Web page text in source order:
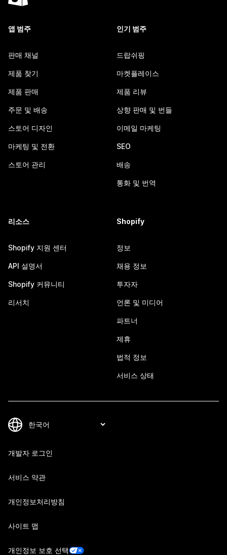
앱 범주
판매 채널
제품 찾기
제품 판매
주문 및 배송
스토어 디자인
마케팅 및 전환
스토어 관리
인기 범주
드랍쉬핑
마켓플레이스
제품 리뷰
상향 판매 및 번들
이메일 마케팅
SEO
배송
통화 및 번역
리소스
Shopify 지원 센터
API 설명서
Shopify 커뮤니티
리서치
Shopify
정보
채용 정보
투자자
언론 및 미디어
파트너
제휴
법적 정보
서비스 상태
개발자 로그인
서비스 약관
개인정보처리방침
사이트 맵
개인정보 보호 선택